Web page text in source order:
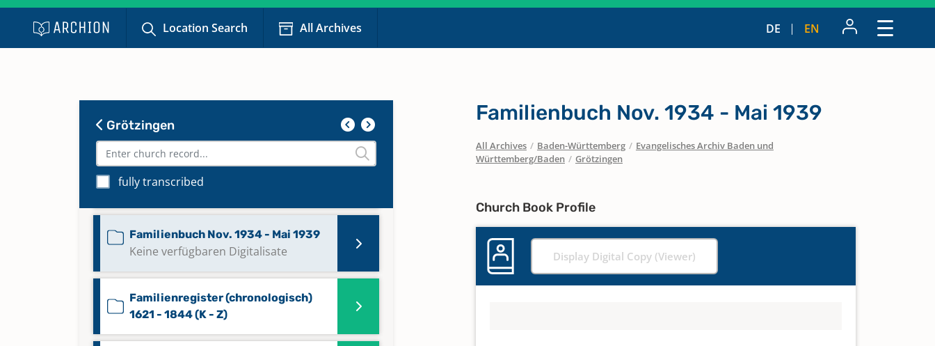
Location Search All Archives DE EN
Grötzingen
fully transcribed
Beerdigungen 1898 - 1960
Familienbuch 1818 - 1901
Familienbuch 1901 - Sept. 1934
Keine verfügbaren Digitalisate
Familienbuch Nov. 1934 - Mai 1939
Keine verfügbaren Digitalisate
Familienregister (chronologisch)
1621 - 1844 (K - Z)
Familienbuch Nov. 1934 - Mai 1939
All Archives / Baden-Württemberg / Evangelisches Archiv Baden und
Württemberg/Baden / Grötzingen
Church Book Profile
Display Digital Copy (Viewer)